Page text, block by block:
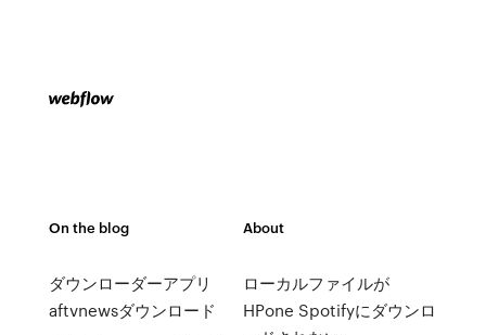
On the blog
ダウンローダーアプリ
aftvnewsダウンロード
About
ローカルファイルが
HPone Spotifyにダウンロ